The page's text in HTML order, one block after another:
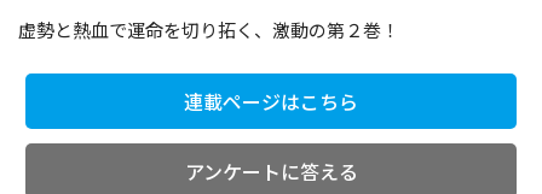
虚勢と熱血で運命を切り拓く、激動の第２巻！
連載ページはこちら
アンケートに答える